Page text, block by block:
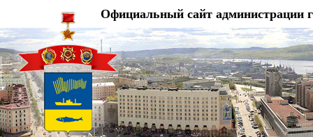
Официальный сайт администрации